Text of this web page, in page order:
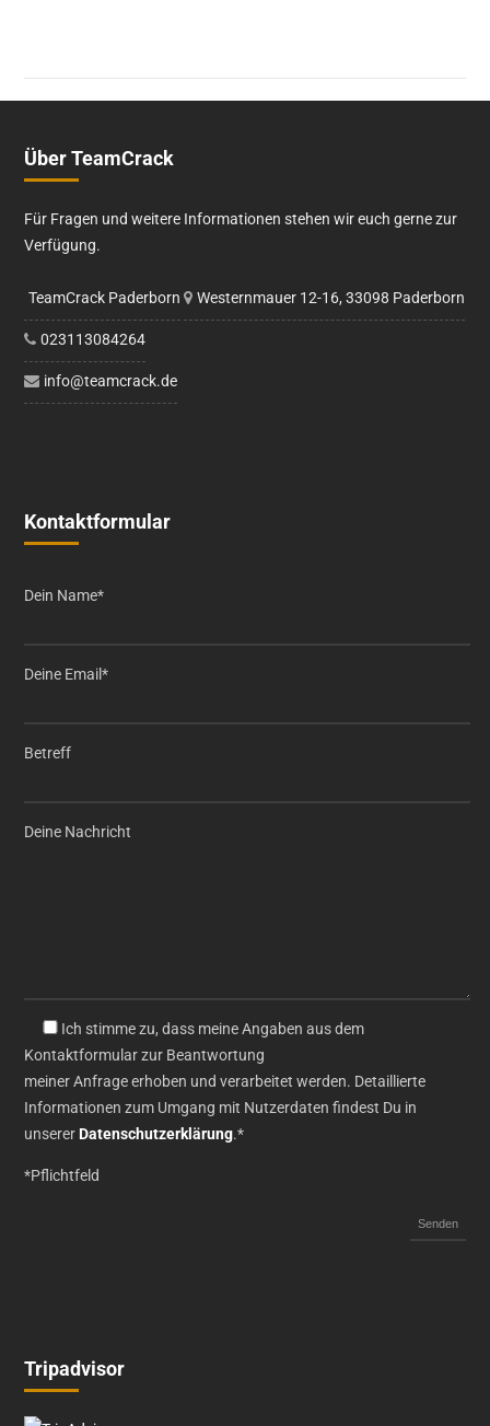
Über TeamCrack
Für Fragen und weitere Informationen stehen wir euch gerne zur
Verfügung.
TeamCrack Paderborn Westernmauer 12-16, 33098 Paderborn
023113084264
info@teamcrack.de
Kontaktformular
Dein Name*
Deine Email*
Betreff
Deine Nachricht
Ich stimme zu, dass meine Angaben aus dem
Kontaktformular zur Beantwortung
meiner Anfrage erhoben und verarbeitet werden. Detaillierte
Informationen zum Umgang mit Nutzerdaten findest Du in
unserer Datenschutzerklärung.*
*Pflichtfeld
Tripadvisor